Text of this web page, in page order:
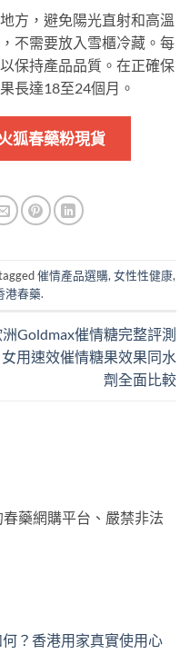
方，避免陽光直射和高溫
不需要放入雪櫃冷藏。每
保持產品品質。在正確保
長達18至24個月。
狐春藥粉現貨
催情產品選購, 女性性健康,
港春藥.
Goldmax催情糖完整評測
女用速效催情糖果效果同水
劑全面比較
春藥網購平台、嚴禁非法
？香港用家真實使用心